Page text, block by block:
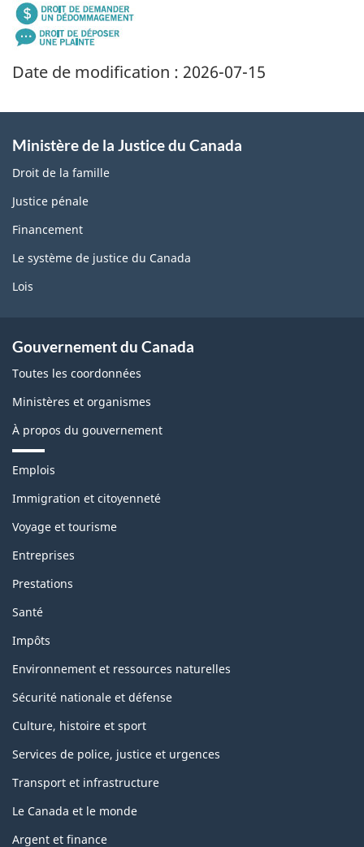
Date de modification : 2026-07-15
Ministère de la Justice du Canada
Droit de la famille
Justice pénale
Financement
Le système de justice du Canada
Lois
Gouvernement du Canada
Toutes les coordonnées
Ministères et organismes
À propos du gouvernement
T
è
e
e
t
s
u
e
s
Emplois
Immigration et citoyenneté
Voyage et tourisme
Entreprises
Prestations
Santé
Impôts
Environnement et ressources naturelles
Sécurité nationale et défense
Culture, histoire et sport
Services de police, justice et urgences
Transport et infrastructure
Le Canada et le monde
Argent et finance